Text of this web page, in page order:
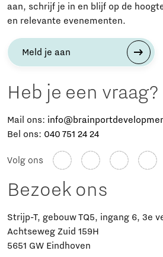
aan, schrijf je in en blijf op de
en relevante evenementen.
Meld je aan
Heb je een vraag?
Mail ons:
Bel ons: 040 751 24 24
Volg ons
Bezoek ons
Strijp-T, gebouw TQ5, ingang 6, 3e
Achtseweg Zuid 159H
5651 GW Eindhoven